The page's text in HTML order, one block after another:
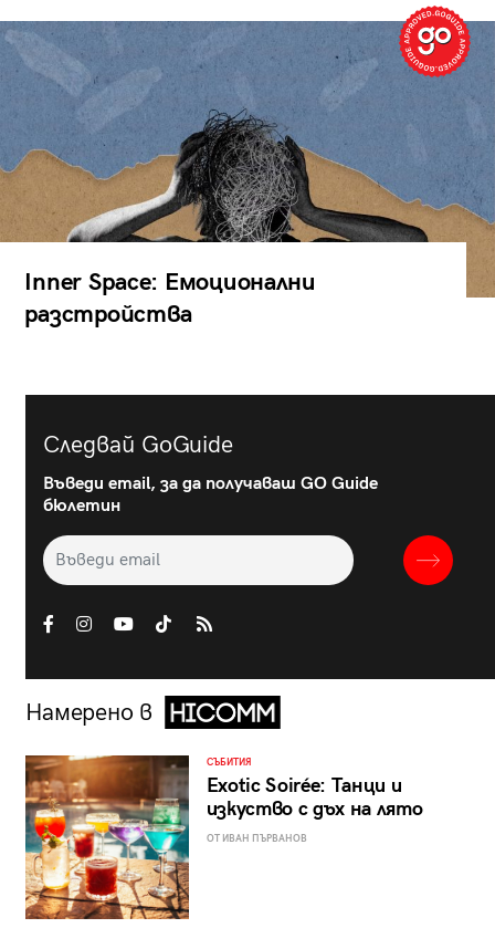
Inner Space: Емоционални
разстройства
Следвай GoGuide
Въведи email, за да получаваш GO Guide
бюлетин
Намерено в
СЪБИТИЯ
Exotic Soirée: Танци и
изкуство с дъх на лято
ОТ ИВАН ПЪРВАНОВ